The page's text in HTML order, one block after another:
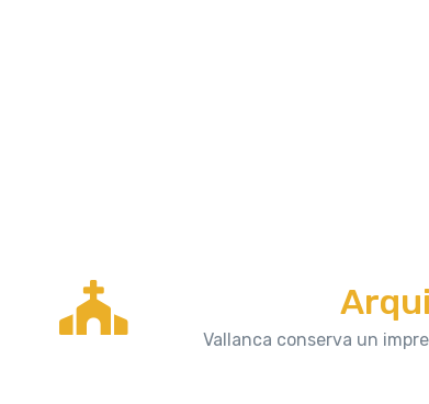
Vallanca conserva un